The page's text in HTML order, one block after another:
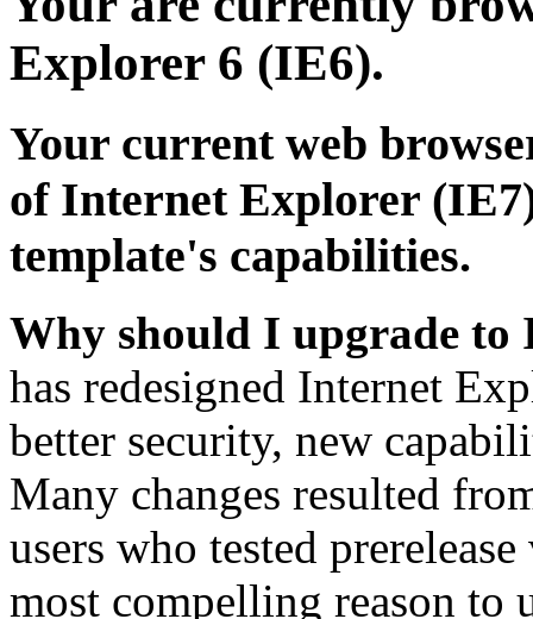
Explorer 6 (IE6).
Your current web
of Internet Explorer
template's capabilities.
Why should I upgrade to
has redesigned Internet
better security, new
Many changes resulted
users who tested
most compelling reason to